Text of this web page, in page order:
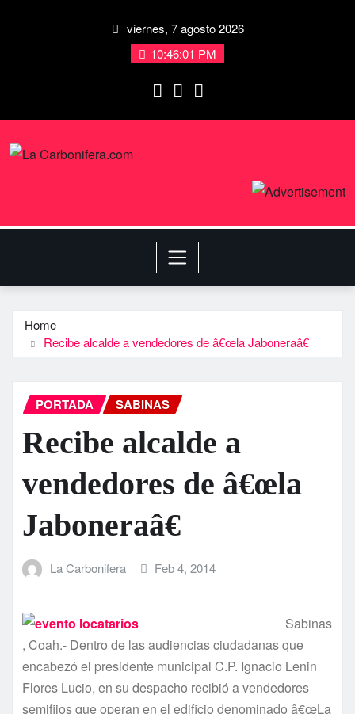
viernes, 7 agosto 2026
10:46:01 PM
Home
Recibe alcalde a vendedores de â€œla Jaboneraâ€
PORTADA SABINAS
Recibe alcalde a
vendedores de â€œla
Jaboneraâ€
La Carbonifera Feb 4, 2014
Sabinas
, Coah.- Dentro de las audiencias ciudadanas que
encabezó el presidente municipal C.P. Ignacio Lenin
Flores Lucio, en su despacho recibió a vendedores
semifijos que operan en el edificio denominado â€œLa